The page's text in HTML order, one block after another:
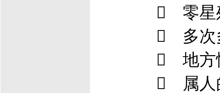
 零星残
 多次多
 地方性
 属人的